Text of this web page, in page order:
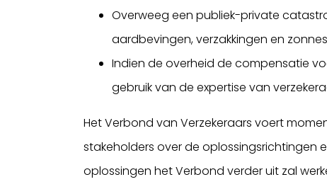
Overweeg een publiek-private
aardbevingen, verzakkingen en
Indien de overheid de compensatie
gebruik van de expertise van
Het Verbond van Verzekeraars voert
stakeholders over de oplossingsrichtingen
oplossingen het Verbond verder uit zal